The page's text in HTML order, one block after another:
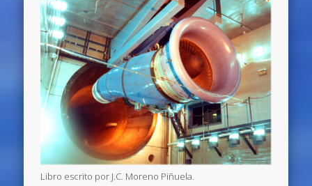
Libro escrito por J.C. Moreno Piñuela.